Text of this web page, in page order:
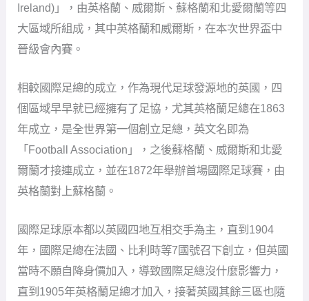
Ireland)」，由英格蘭、威爾斯、蘇格蘭和北愛爾蘭等四
大區域所組成，其中英格蘭和威爾斯，在本次世界盃中
晉級會內賽。
相較國際足總的成立，作為現代足球發源地的英國，四
個區域早早就已經擁有了足協，尤其英格蘭足總在1863
年成立，是全世界第一個創立足總，英文名即為
「Football Association」，之後蘇格蘭、威爾斯和北愛
爾蘭才接連成立，並在1872年舉辦首場國際足球賽，由
英格蘭對上蘇格蘭。
國際足球原本都以英國四地互相交手為主，直到1904
年，國際足總在法國、比利時等7國號召下創立，但英國
當時不願自降身價加入，導致國際足總沒什麼影響力，
直到1905年英格蘭足總才加入，接著英國其餘三區也隨